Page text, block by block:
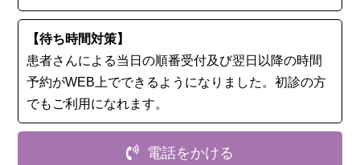
【待ち時間対策】
患者さんによる当日の順番受付及び翌日以降の時間
予約がWEB上でできるようになりました。初診の⽅
でもご利用になれます。
電話をかける